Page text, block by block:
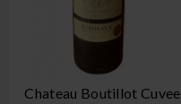
Chateau Boutillot Cuvee